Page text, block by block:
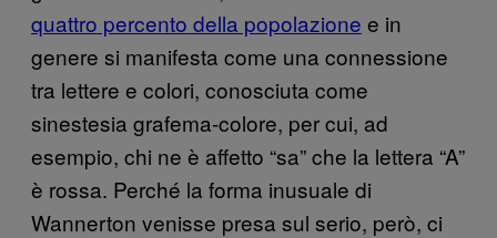
quattro percento della popolazione e in
genere si manifesta come una connessione
tra lettere e colori, conosciuta come
sinestesia grafema-colore, per cui, ad
esempio, chi ne è affetto “sa” che la lettera “A”
è rossa. Perché la forma inusuale di
Wannerton venisse presa sul serio, però, ci